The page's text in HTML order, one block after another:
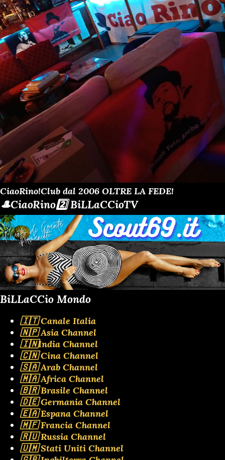
CiaoRino!Club dal 2006 OLTRE LA FEDE!
🎩CiaoRino2️⃣ BiLLaCCioTV
BiLLaCCio Mondo
🇮🇹 Canale Italia
🇳🇵 Asia Channel
🇮🇳India Channel
🇨🇳 Cina Channel
🇸🇦 Arab Channel
🇲🇦 Africa Channel
🇧🇷 Brasile Channel
🇩🇪 Germania Channel
🇪🇦 Espana Channel
🇲🇫 Francia Channel
🇷🇺 Russia Channel
🇺🇲 Stati Uniti Channel